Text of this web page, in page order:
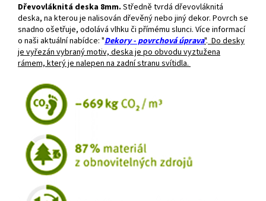
Dřevovláknitá deska 8mm. Středně tvrdá dřevovláknitá
deska, na kterou je nalisován dřevěný nebo jiný dekor. Povrch se
snadno ošetřuje, odolává vlhku či přímému slunci. Více informací
o naši aktuální nabídce: "Dekory - povrchová úprava". Do desky
je vyřezán vybraný motiv, deska je po obvodu vyztužena
rámem, který je nalepen na zadní stranu svítidla.